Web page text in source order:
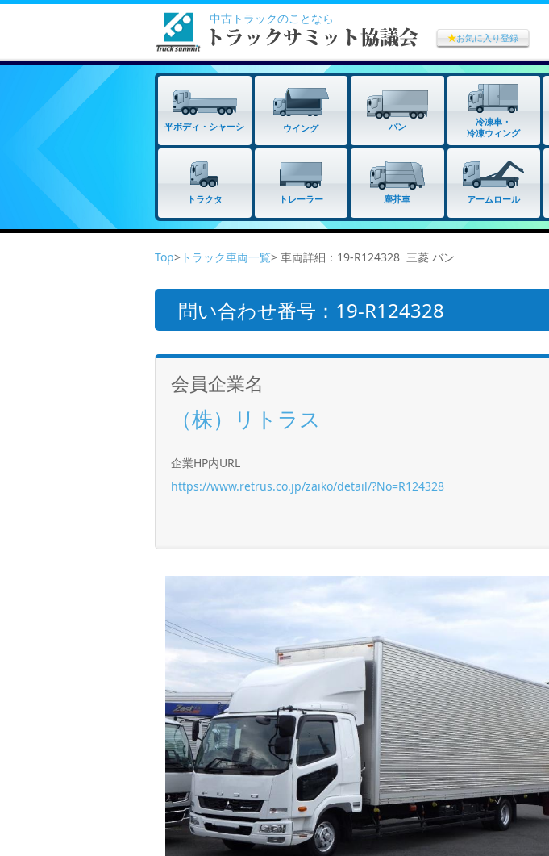
中古トラックのことなら
★お気に入り登録
平ボディ・シャーシ ウイング バン
冷凍車・
冷凍ウィング
トラクタ トレーラー 塵芥車 アームロール
Top> トラック車両一覧> 車両詳細：19-R124328 三菱 バン
問い合わせ番号：19-R124328
会員企業名
（株）リトラス
企業HP内URL
https://www.retrus.co.jp/zaiko/detail/?No=R124328